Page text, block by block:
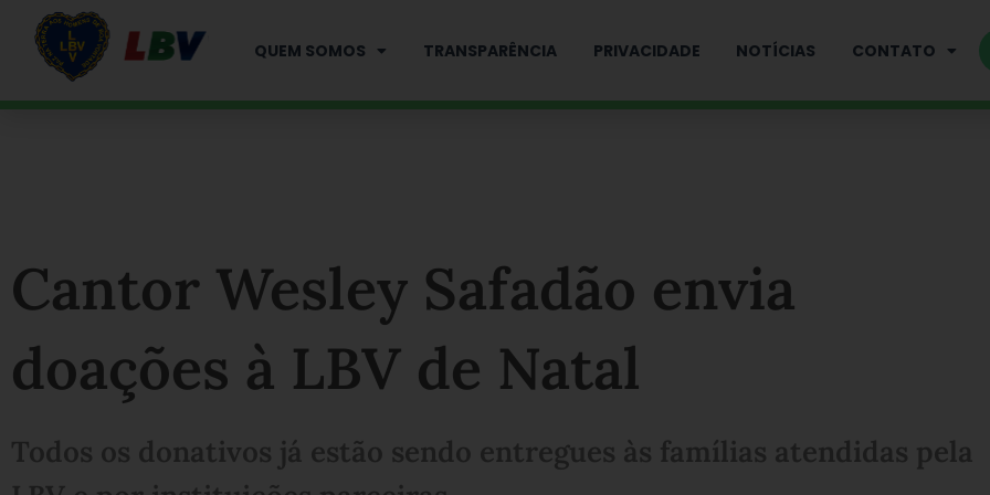
QUEM SOMOS TRANSPARÊNCIA PRIVACIDADE NOTÍCIAS CONTATO
Cantor Wesley Safadão envia
doações à LBV de Natal
Todos os donativos já estão sendo entregues às famílias atendidas pela